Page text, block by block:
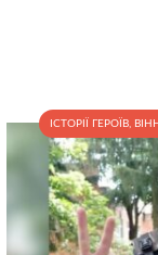
ІСТОРІЇ ГЕРОЇВ,